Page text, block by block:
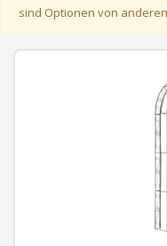
sind Optionen von